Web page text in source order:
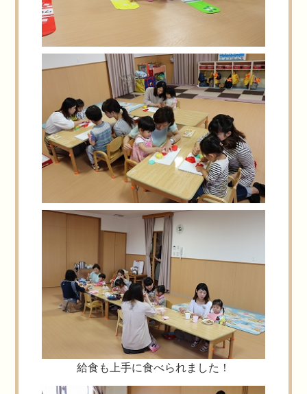
給食も上手に食べられました！